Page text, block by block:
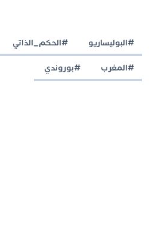
#البوليساريو #الحكم_الذاتي
#المغرب #بوروندي